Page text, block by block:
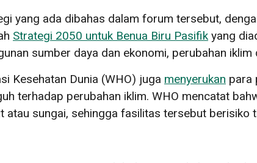
yang ada dibahas dalam forum tersebut,
Strategi 2050 untuk Benua Biru Pasifik yang
sumber daya dan ekonomi, perubahan
Kesehatan Dunia (WHO) juga menyerukan para
terhadap perubahan iklim. WHO mencatat
atau sungai, sehingga fasilitas tersebut berisiko